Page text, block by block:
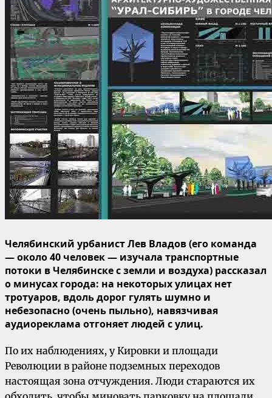
Челябинский урбанист Лев Владов (его команда
— около 40 человек — изучала транспортные
потоки в Челябинске с земли и воздуха) рассказал
о минусах города: на некоторых улицах нет
тротуаров, вдоль дорог гулять шумно и
небезопасно (очень пыльно), навязчивая
аудиореклама отгоняет людей с улиц.
По их наблюдениях, у Кировки и площади
Революции в районе подземных переходов
настоящая зона отчуждения. Люди стараются их